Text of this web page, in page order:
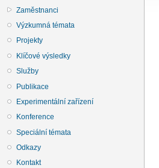
Zaměstnanci
Výzkumná témata
Projekty
Klíčové výsledky
Služby
Publikace
Experimentální zařízení
Konference
Speciální témata
Odkazy
Kontakt